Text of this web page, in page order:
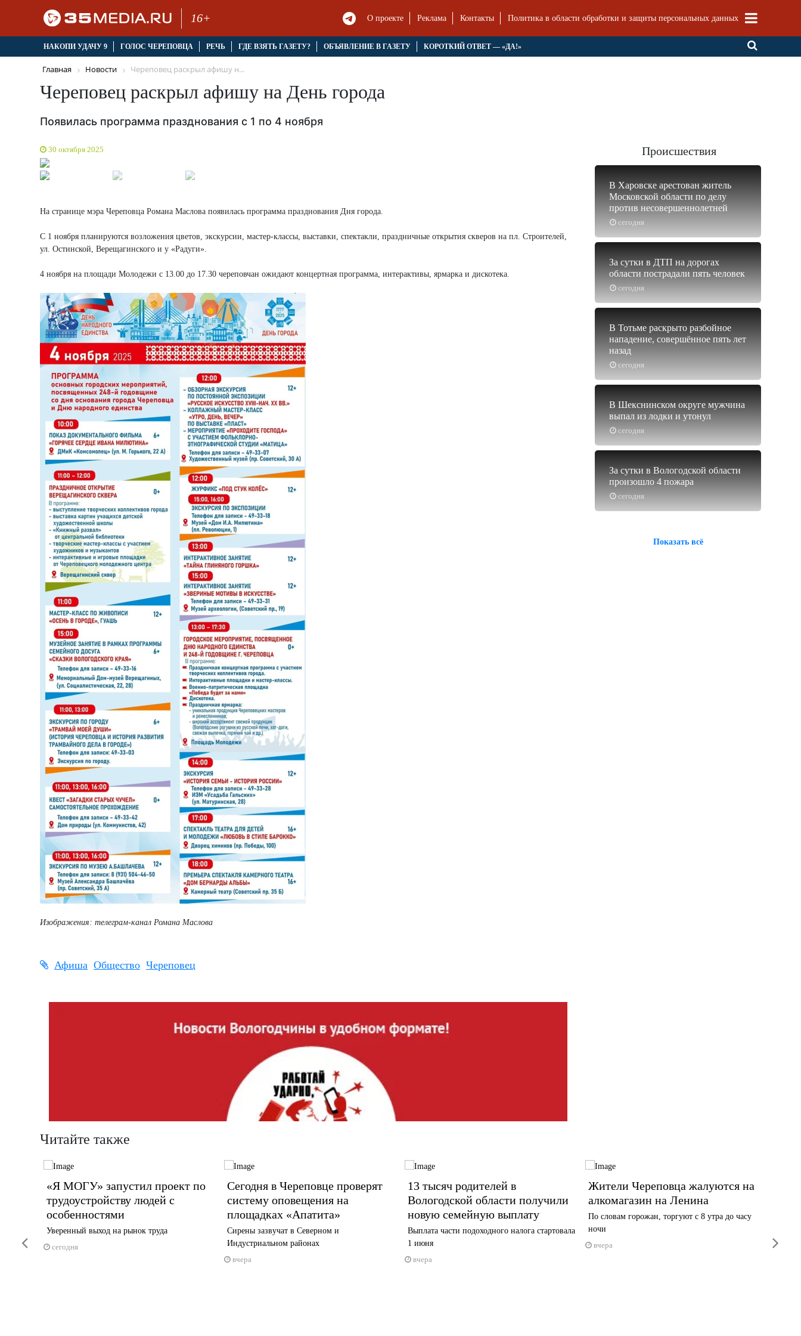
16+ О проекте Реклама Контакты Политика в области обработки и защиты персональных данных
НАКОПИ УДАЧУ 9 ГОЛОС ЧЕРЕПОВЦА РЕЧЬ ГДЕ ВЗЯТЬ ГАЗЕТУ? ОБЪЯВЛЕНИЕ В ГАЗЕТУ КОРОТКИЙ ОТВЕТ — «ДА!»
Главная Новости Череповец раскрыл афишу н...
Череповец раскрыл афишу на День города
Появилась программа празднования с 1 по 4 ноября
30 октября 2025
На странице мэра Череповца Романа Маслова появилась программа празднования Дня города.
С 1 ноября планируются возложения цветов, экскурсии, мастер-классы, выставки, спектакли, праздничные открытия скверов на пл. Строителей,
ул. Остинской, Верещагинского и у «Радуги».
4 ноября на площади Молодежи с 13.00 до 17.30 череповчан ожидают концертная программа, интерактивы, ярмарка и дискотека.
Изображения: телеграм-канал Романа Маслова
Афиша Общество Череповец
Происшествия
сегодня
В Харовске арестован житель
Московской области по делу
против несовершеннолетней
сегодня
За сутки в ДТП на дорогах
области пострадали пять человек
сегодня
В Тотьме раскрыто разбойное
нападение, совершённое пять лет
назад
сегодня
В Шекснинском округе мужчина
выпал из лодки и утонул
сегодня
За сутки в Вологодской области
произошло 4 пожара
Показать всё
Читайте также
«Я МОГУ» запустил проект по
трудоустройству людей с
особенностями
Уверенный выход на рынок труда
сегодня
Сегодня в Череповце проверят
систему оповещения на
площадках «Апатита»
Сирены зазвучат в Северном и
Индустриальном районах
вчера
13 тысяч родителей в
Вологодской области получили
новую семейную выплату
Выплата части подоходного налога стартовала
1 июня
вчера
Жители Череповца жалуются на
алкомагазин на Ленина
По словам горожан, торгуют с 8 утра до часу
ночи
вчера
4